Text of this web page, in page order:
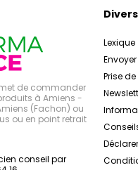
de commander
à Amiens -
(Fachon) ou
ou en point retrait
conseil par
Divers
Lexique
Prise